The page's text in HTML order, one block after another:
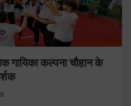
गायिका कल्पना चौहान के